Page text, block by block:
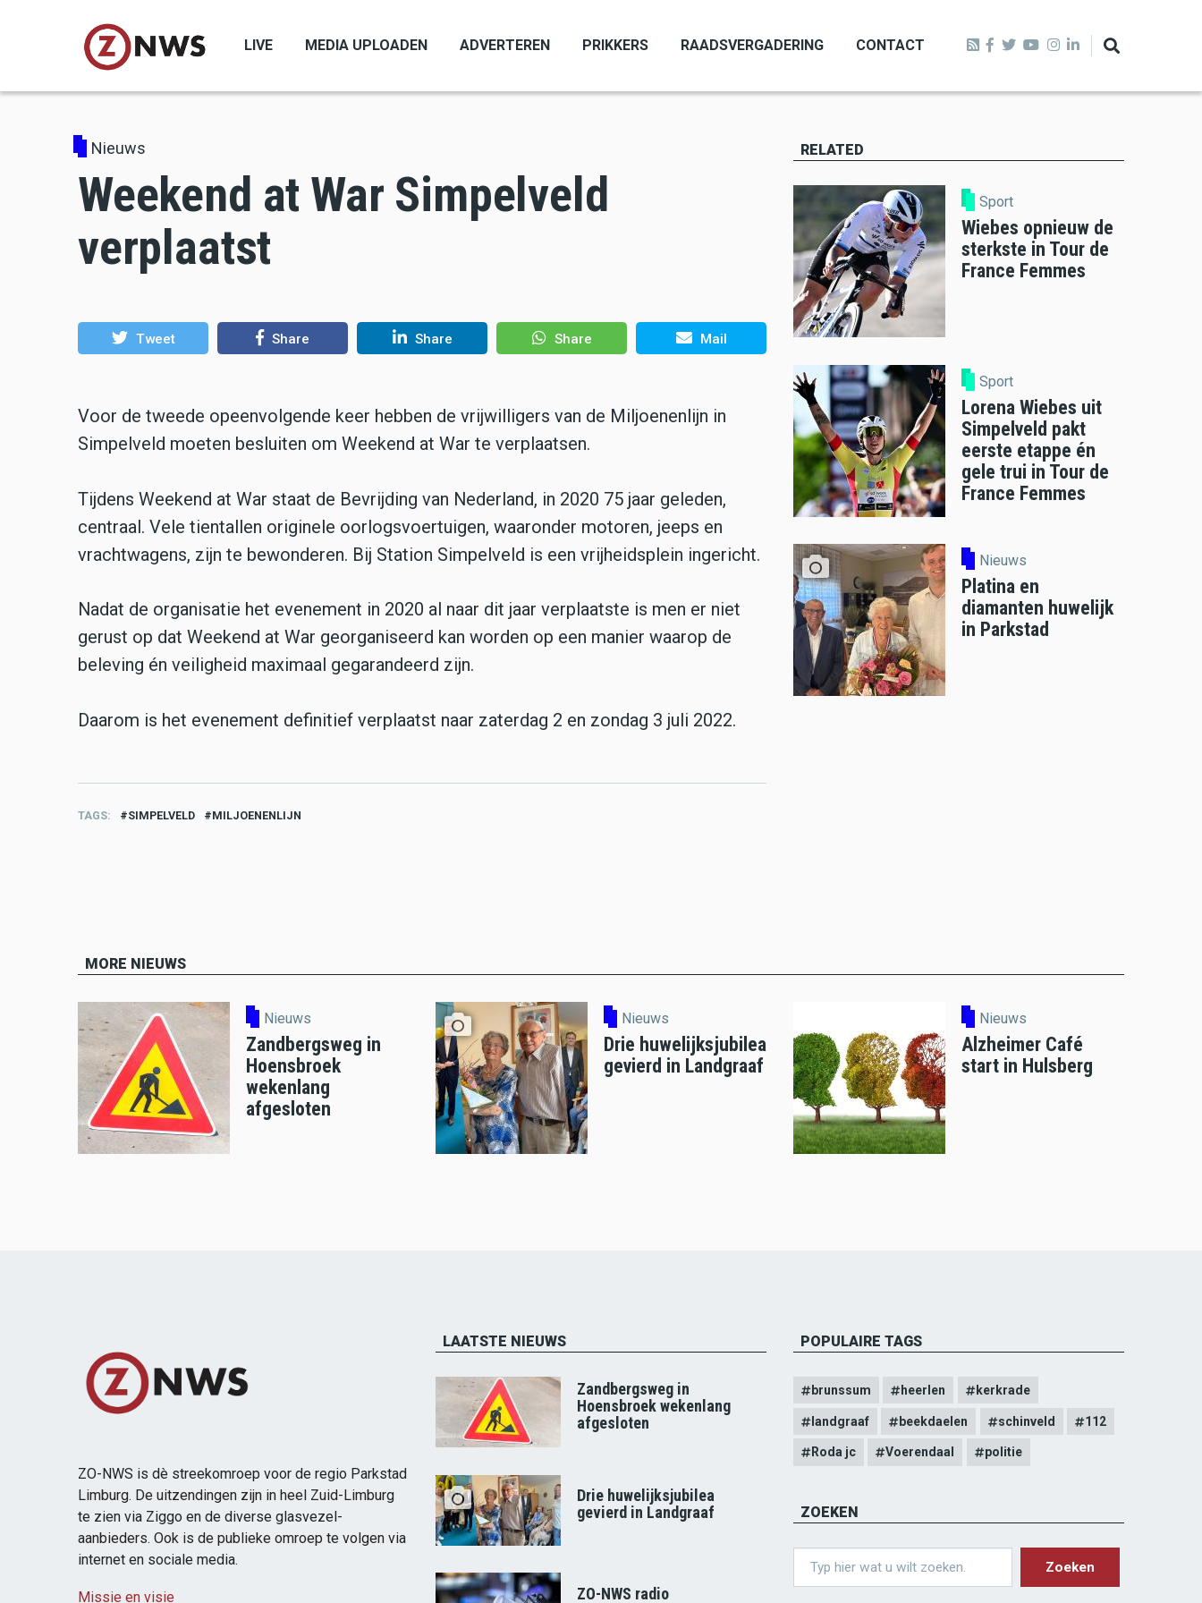
LIVE MEDIA UPLOADEN ADVERTEREN PRIKKERS RAADSVERGADERING CONTACT
Nieuws
Weekend at War Simpelveld
verplaatst
Tweet Share Share Share Mail
Voor de tweede opeenvolgende keer hebben de vrijwilligers van de Miljoenenlijn in
Simpelveld moeten besluiten om Weekend at War te verplaatsen.
Tijdens Weekend at War staat de Bevrijding van Nederland, in 2020 75 jaar geleden,
centraal. Vele tientallen originele oorlogsvoertuigen, waaronder motoren, jeeps en
vrachtwagens, zijn te bewonderen. Bij Station Simpelveld is een vrijheidsplein ingericht.
Nadat de organisatie het evenement in 2020 al naar dit jaar verplaatste is men er niet
gerust op dat Weekend at War georganiseerd kan worden op een manier waarop de
beleving én veiligheid maximaal gegarandeerd zijn.
Daarom is het evenement definitief verplaatst naar zaterdag 2 en zondag 3 juli 2022.
TAGS SIMPELVELD MILJOENENLIJN
RELATED
Sport
Wiebes opnieuw de
sterkste in Tour de
France Femmes
Sport
Lorena Wiebes uit
Simpelveld pakt
eerste etappe én
gele trui in Tour de
France Femmes
Nieuws
Platina en
diamanten huwelijk
in Parkstad
MORE NIEUWS
Nieuws
Zandbergsweg in
Hoensbroek
wekenlang
afgesloten
Nieuws
Drie huwelijksjubilea
gevierd in Landgraaf
Nieuws
Alzheimer Café
start in Hulsberg
ZO-NWS is dè streekomroep voor de regio Parkstad
Limburg. De uitzendingen zijn in heel Zuid-Limburg
te zien via Ziggo en de diverse glasvezel-
aanbieders. Ook is de publieke omroep te volgen via
internet en sociale media.
Missie en visie
LAATSTE NIEUWS
Zandbergsweg in
Hoensbroek wekenlang
afgesloten
Drie huwelijksjubilea
gevierd in Landgraaf
ZO-NWS radio
POPULAIRE TAGS
brunssum heerlen kerkrade
landgraaf beekdaelen schinveld 112
Roda jc Voerendaal politie
ZOEKEN